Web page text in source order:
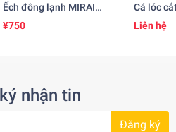
Ếch đông lạnh MIRAI
(500gr)冷凍カエル
¥750
Cá lóc
凍ライ
Liên hệ
nhận tin
Đăng ký